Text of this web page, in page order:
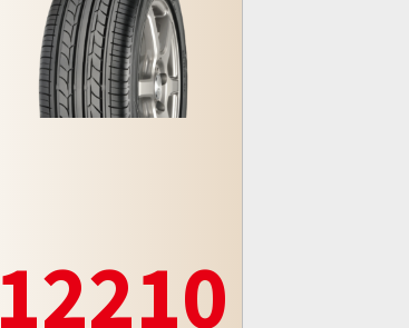
12210